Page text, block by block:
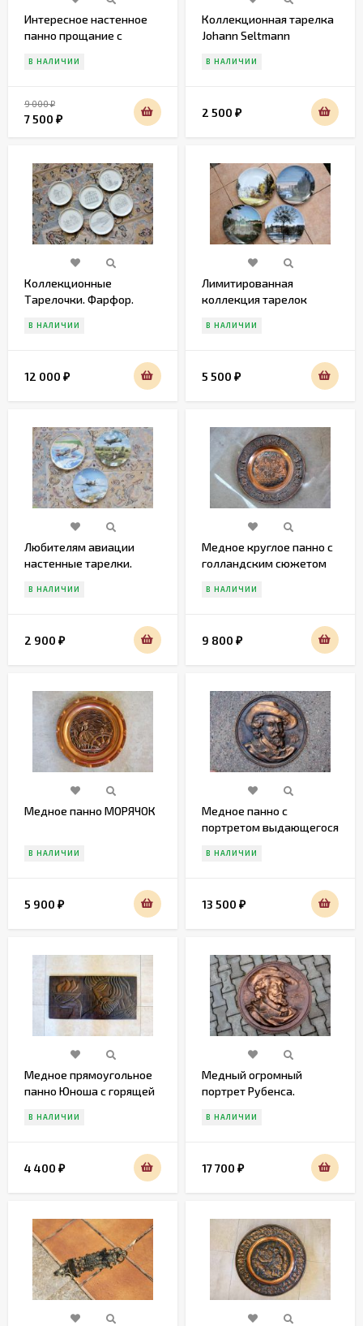
Интересное настенное
панно прощание с
В НАЛИЧИИ
9 000₽
7 500 ₽
Коллекционная тарелка
Johann Seltmann
Начало 20 века
В НАЛИЧИИ
2 500 ₽
Коллекционные
Тарелочки. Фарфор.
В НАЛИЧИИ
12 000 ₽
Лимитированная
коллекция тарелок
Дюссельдорфа"
В НАЛИЧИИ
5 500 ₽
Любителям авиации
настенные тарелки.
века
В НАЛИЧИИ
2 900 ₽
Медное круглое панно с
голландским сюжетом
В НАЛИЧИИ
9 800 ₽
Медное панно МОРЯЧОК
В НАЛИЧИИ
5 900 ₽
Медное панно с
портретом выдающегося
В НАЛИЧИИ
13 500 ₽
Медное прямоугольное
панно Юноша с горящей
В НАЛИЧИИ
4 400 ₽
Медный огромный
портрет Рубенса.
В НАЛИЧИИ
17 700 ₽